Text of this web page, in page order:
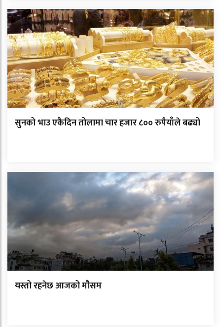
सुनको भाउ एकैदिन तोलामा चार हजार ८०० रुपैयाँले बढ्यो
यस्तो रहनेछ आजको मौसम